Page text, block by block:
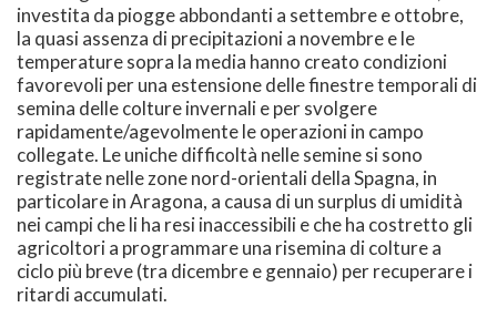
investita da piogge abbondanti a settembre e ottobre,
la quasi assenza di precipitazioni a novembre e le
temperature sopra la media hanno creato condizioni
favorevoli per una estensione delle finestre temporali di
semina delle colture invernali e per svolgere
rapidamente/agevolmente le operazioni in campo
collegate. Le uniche difficoltà nelle semine si sono
registrate nelle zone nord-orientali della Spagna, in
particolare in Aragona, a causa di un surplus di umidità
nei campi che li ha resi inaccessibili e che ha costretto gli
agricoltori a programmare una risemina di colture a
ciclo più breve (tra dicembre e gennaio) per recuperare i
ritardi accumulati.